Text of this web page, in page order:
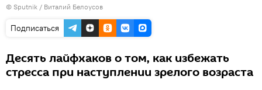
© Sputnik / Виталий Белоусов
Подписаться
Десять лайфхаков о том, как избежать
стресса при наступлении зрелого возраста